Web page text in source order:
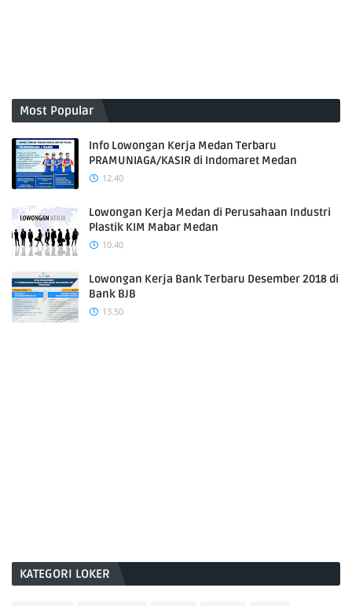
Most Popular
Info Lowongan Kerja Medan Terbaru
PRAMUNIAGA/KASIR di Indomaret Medan
12.40
Lowongan Kerja Medan di Perusahaan Industri
Plastik KIM Mabar Medan
10.40
Lowongan Kerja Bank Terbaru Desember 2018 di
Bank BJB
13.50
KATEGORI LOKER